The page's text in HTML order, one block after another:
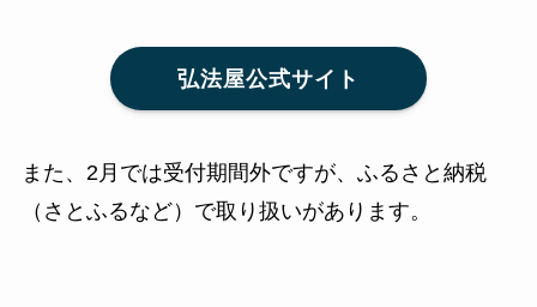
弘法屋公式サイト
また、2月では受付期間外ですが、ふるさと納税
（さとふるなど）で取り扱いがあります。